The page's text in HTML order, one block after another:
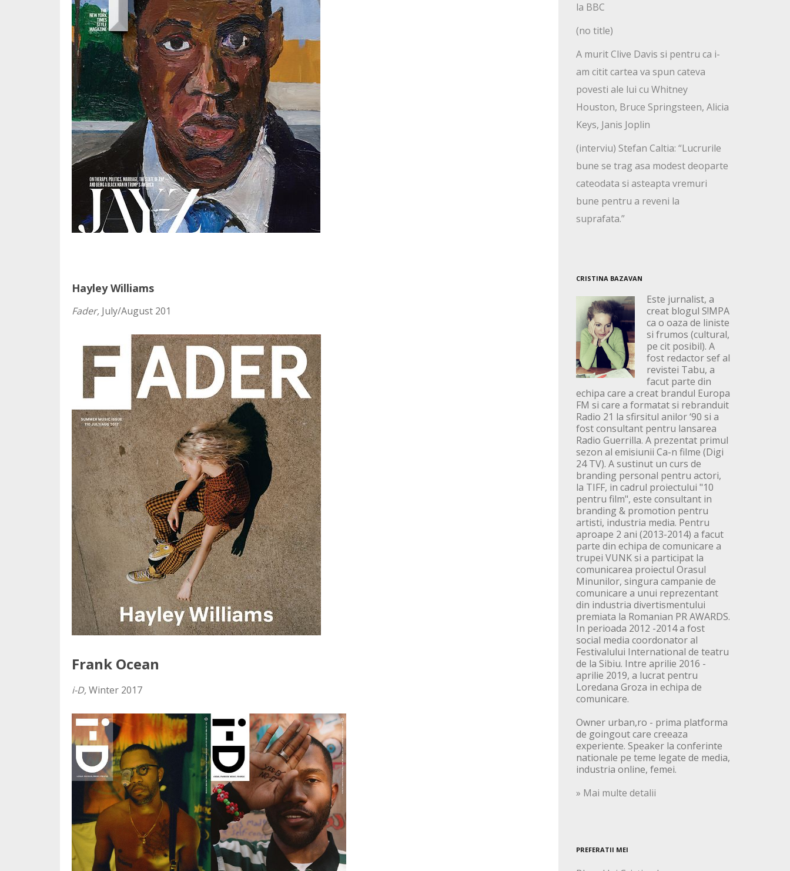
Hayley Williams
Fader, July/August 201
Frank Ocean
i-D,Winter 2017
la BBC
(no title)
A murit Clive Davis si pentru ca i-
am citit cartea va spun cateva
povesti ale lui cu Whitney
Houston, Bruce Springsteen, Alicia
Keys, Janis Joplin
(interviu) Stefan Caltia: “Lucrurile
bune se trag asa modest deoparte
cateodata si asteapta vremuri
bune pentru a reveni la
suprafata.”
CRISTINA BAZAVAN
Este jurnalist, a
creat blogul S!MPA
ca o oaza de liniste
si frumos (cultural,
pe cit posibil). A
fost redactor sef al
revistei Tabu, a
facut parte din
echipa care a creat brandul Europa
FM si care a formatat si rebranduit
Radio 21 la sfirsitul anilor ‘90 si a
fost consultant pentru lansarea
Radio Guerrilla. A prezentat primul
sezon al emisiunii Ca-n filme (Digi
24 TV). A sustinut un curs de
branding personal pentru actori,
la TIFF, in cadrul proiectului "10
pentru film", este consultant in
branding & promotion pentru
artisti, industria media. Pentru
aproape 2 ani (2013-2014) a facut
parte din echipa de comunicare a
trupei VUNK si a participat la
comunicarea proiectul Orasul
Minunilor, singura campanie de
comunicare a unui reprezentant
din industria divertismentului
premiata la Romanian PR AWARDS.
In perioada 2012 -2014 a fost
social media coordonator al
Festivalului International de teatru
de la Sibiu. Intre aprilie 2016 -
aprilie 2019, a lucrat pentru
Loredana Groza in echipa de
comunicare.
Owner urban,ro - prima platforma
de goingout care creeaza
experiente. Speaker la conferinte
nationale pe teme legate de media,
industria online, femei.
» Mai multe detalii
PREFERATII MEI